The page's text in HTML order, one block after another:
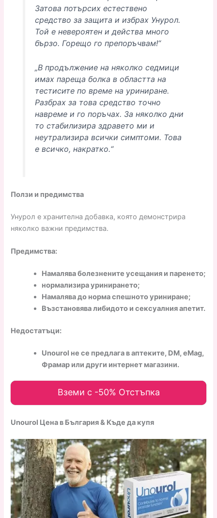
Затова потърсих естествено
средство за защита и избрах Унурол.
Той е невероятен и действа много
бързо. Горещо го препоръчвам!“
„В продължение на няколко седмици
имах пареща болка в областта на
тестисите по време на уриниране.
Разбрах за това средство точно
навреме и го поръчах. За няколко дни
то стабилизира здравето ми и
неутрализира всички симптоми. Това
е всичко, накратко.“
Ползи и предимства
Унурол е хранителна добавка, която демонстрира
няколко важни предимства.
Предимства:
Намалява болезнените усещания и паренето;
нормализира уринирането;
Намалява до норма спешното уриниране;
Възстановява либидото и сексуалния апетит.
Недостатъци:
Unourol не се предлага в аптеките, DM, eMag,
Фрамар или други интернет магазини.
Вземи с -50% Отстъпка
Unourol Цена в България & Къде да купя